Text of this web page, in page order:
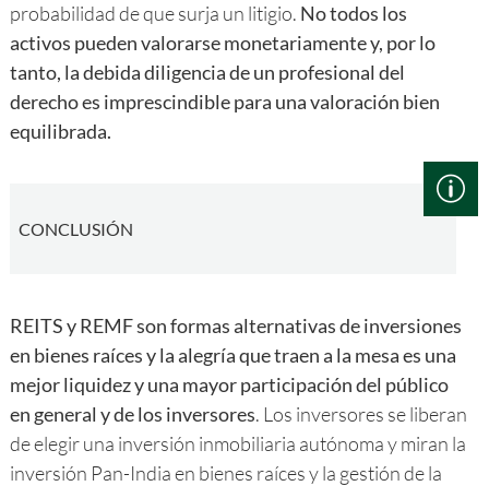
probabilidad de que surja un litigio. No todos los
activos pueden valorarse monetariamente y, por lo
tanto, la debida diligencia de un profesional del
derecho es imprescindible para una valoración bien
equilibrada.
CONCLUSIÓN
REITS y REMF son formas alternativas de inversiones
en bienes raíces y la alegría que traen a la mesa es una
mejor liquidez y una mayor participación del público
en general y de los inversores. Los inversores se liberan
de elegir una inversión inmobiliaria autónoma y miran la
inversión Pan-India en bienes raíces y la gestión de la